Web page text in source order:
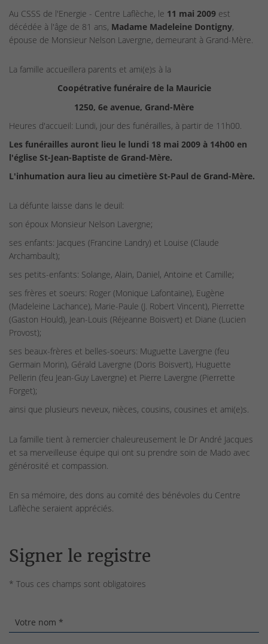
Au CSSS de l'Energie - Centre Laflèche, le 11 mai 2009 est
décédée à l'âge de 81 ans, Madame Madeleine Dontigny,
épouse de Monsieur Nelson Lavergne, demeurant à Grand-Mère.
La famille accueillera parents et ami(e)s à la
Coopétrative funéraire de la Mauricie
1250, 6e avenue, Grand-Mère
Heures d'accueil: Lundi, jour des funérailles, à partir de 11h00.
Les funérailles auront lieu le lundi 18 mai 2009 à 14h00 en
l'église St-Jean-Baptiste de Grand-Mère.
L'inhumation aura lieu au cimetière St-Paul de Grand-Mère.
La défunte laisse dans le deuil:
son époux Monsieur Nelson Lavergne;
ses enfants: Jacques (Francine Landry) et Louise (Claude
Archambault);
ses petits-enfants: Solange, Alain, Daniel, Antoine et Camille;
ses frères et soeurs: Roger (Monique Lafontaine), Eugène
(Madeleine Lachance), Marie-Paule (J. Robert Vincent), Pierrette
(Gaston Hould), Jean-Louis (Réjeanne Boisvert) et Diane (Lucien
Provost);
ses beaux-frères et belles-soeurs: Muguette Lavergne (feu
Germain Morin), Gérald Lavergne (Doris Boisvert), Huguette
Pellerin (feu Jean-Guy Lavergne) et Pierre Lavergne (Pierrette
Forget);
ainsi que plusieurs neveux, nièces, cousins, cousines et ami(e)s.
La famille tient à remercier chaleureusement le Dr André Jacques
et sa merveilleuse équipe qui ont su prendre soin de Mado avec
générosité et compassion.
En sa mémoire, des dons au comité des bénévoles du Centre
Laflèche seraient appréciés.
Signer le registre
* Tous ces champs sont obligatoires
Votre nom *